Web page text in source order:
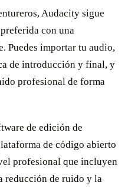
Audacity sigue
con una
Puedes importar tu audio,
de introducción y final, y
profesional de forma
de edición de
de código abierto
profesional que incluyen
reducción de ruido y la